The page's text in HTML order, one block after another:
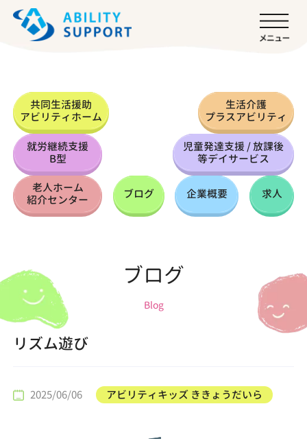
共同生活援助
アビリティホーム
生活介護
プラスアビリティ
就労継続支援
B型
児童発達支援 / 放課後
等デイサービス
老人ホーム
紹介センター
ブログ 企業概要 求人
ブログ
Blog
リズム遊び
2025/06/06 アビリティキッズ ききょうだいら